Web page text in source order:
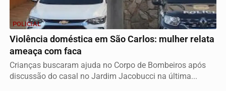
POLICIAL
Violência doméstica em São Carlos: mulher relata
ameaça com faca
Crianças buscaram ajuda no Corpo de Bombeiros após
discussão do casal no Jardim Jacobucci na última...